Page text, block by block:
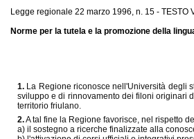
Legge regionale 22 marzo 1996, n. 15 - TESTO
Norme per la tutela e la promozione della
1. La Regione riconosce nell'Università degli
sviluppo e di rinnovamento dei filoni originari
territorio friulano.
2.A tal fine la Regione favorisce, nel rispetto
a) il sostegno a ricerche finalizzate alla